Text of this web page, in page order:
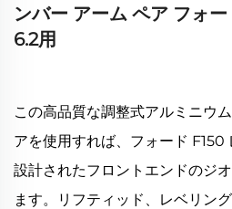
ンバー アーム ペア フォ
6.2用
この高品質な調整式アルミニウ
アを使用すれば、フォード F150
設計されたフロントエンドのジ
ます。リフティッド、レベリン